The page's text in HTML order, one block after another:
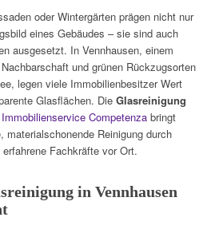
oder Wintergärten prägen nicht nur
eines Gebäudes – sie sind auch
ausgesetzt. In Vennhausen, einem
und grünen Rückzugsorten
legen viele Immobilienbesitzer Wert
Glasflächen. Die Glasreinigung
Immobilienservice Competenzabringt
materialschonende Reinigung durch
Fachkräfte vor Ort.
in Vennhausen